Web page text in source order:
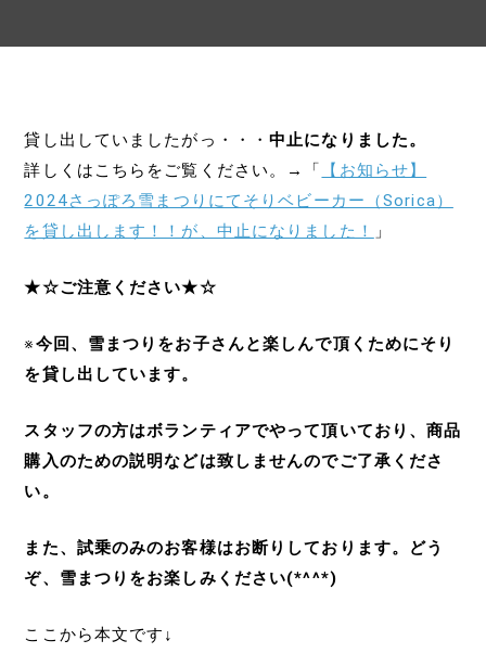
貸し出していましたがっ・・・中止になりました。
詳しくはこちらをご覧ください。→「
【お知らせ】
2024さっぽろ雪まつりにてそりベビーカー（Sorica）
を貸し出します！！が、中止になりました！
」
★☆ご注意ください★☆
※今回、雪まつりをお子さんと楽しんで頂くためにそり
を貸し出しています。
スタッフの方はボランティアでやって頂いており、商品
購入のための説明などは致しませんのでご了承くださ
い。
また、試乗のみのお客様はお断りしております。どう
ぞ、雪まつりをお楽しみください(*^^*)
ここから本文です↓